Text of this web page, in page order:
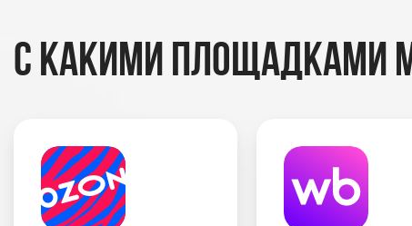
С какими площадками